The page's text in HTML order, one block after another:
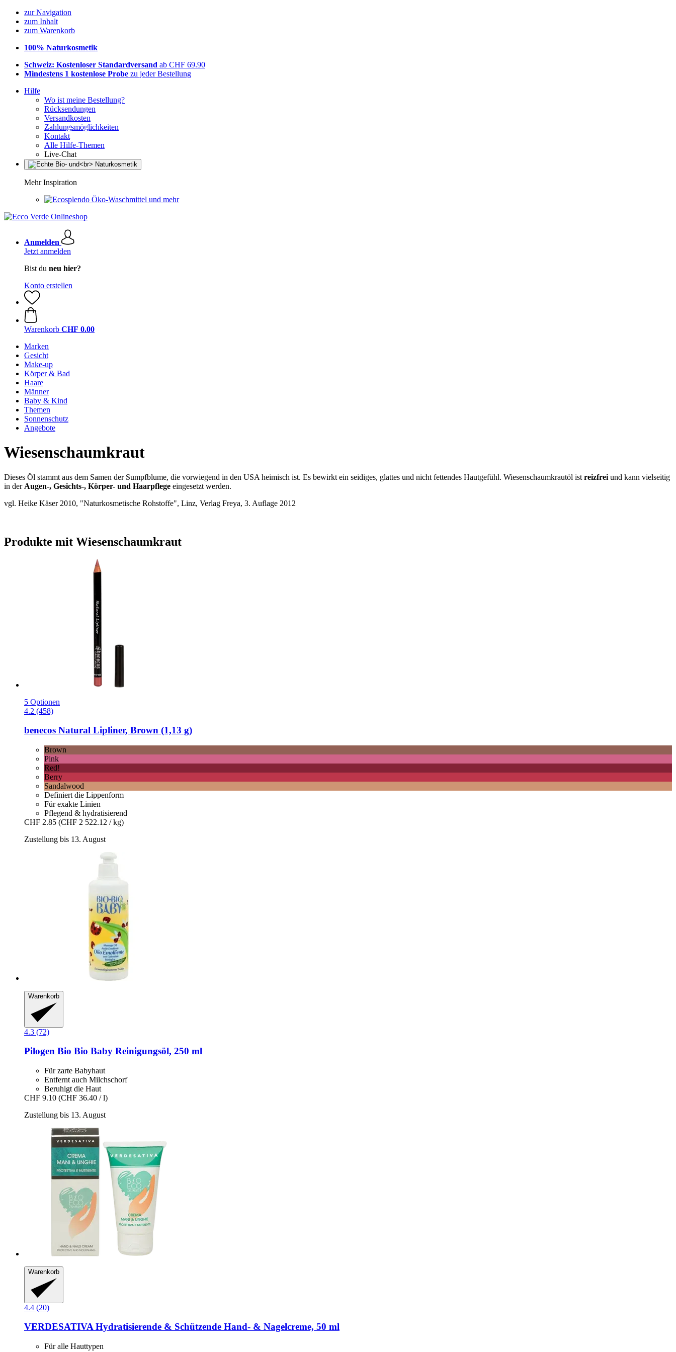
zur Navigation
zum Inhalt
zum Warenkorb
100% Naturkosmetik
Schweiz: Kostenloser Standardversand ab CHF 69.90
Mindestens 1 kostenlose Probe zu jeder Bestellung
Hilfe
Wo ist meine Bestellung?
Rücksendungen
Versandkosten
Zahlungsmöglichkeiten
Kontakt
Alle Hilfe-Themen
Live-Chat
Mehr Inspiration
Öko-Waschmittel und mehr
Anmelden
Jetzt anmelden
Bist du neu hier?
Konto erstellen
Warenkorb CHF 0.00
Marken
Gesicht
Make-up
Körper & Bad
Haare
Männer
Baby & Kind
Themen
Sonnenschutz
Angebote
Wiesenschaumkraut
Dieses Öl stammt aus dem Samen der Sumpfblume, die vorwiegend in den USA heimisch ist. Es bewirkt ein seidiges, glattes und nicht fettendes Hautgefühl. Wiesenschaumkrautöl ist reizfrei und kann vielseitig
in der Augen-, Gesichts-, Körper- und Haarpflege eingesetzt werden.
vgl. Heike Käser 2010, "Naturkosmetische Rohstoffe", Linz, Verlag Freya, 3. Auflage 2012
Produkte mit Wiesenschaumkraut
5 Optionen
4.2 (458)
benecos Natural Lipliner, Brown (1,13 g)
Brown
Pink
Red!
Berry
Sandalwood
Definiert die Lippenform
Für exakte Linien
Pflegend & hydratisierend
CHF 2.85 (CHF 2 522.12 / kg)
Zustellung bis 13. August
Warenkorb
4.3 (72)
Pilogen Bio Bio Baby Reinigungsöl, 250 ml
Für zarte Babyhaut
Entfernt auch Milchschorf
Beruhigt die Haut
CHF 9.10 (CHF 36.40 / l)
Zustellung bis 13. August
Warenkorb
4.4 (20)
VERDESATIVAHydratisierende & Schützende Hand-​ & Nagelcreme, 50 ml
Für alle Hauttypen